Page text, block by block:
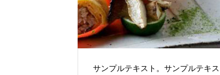
サンプルテキスト。サンプルテキス